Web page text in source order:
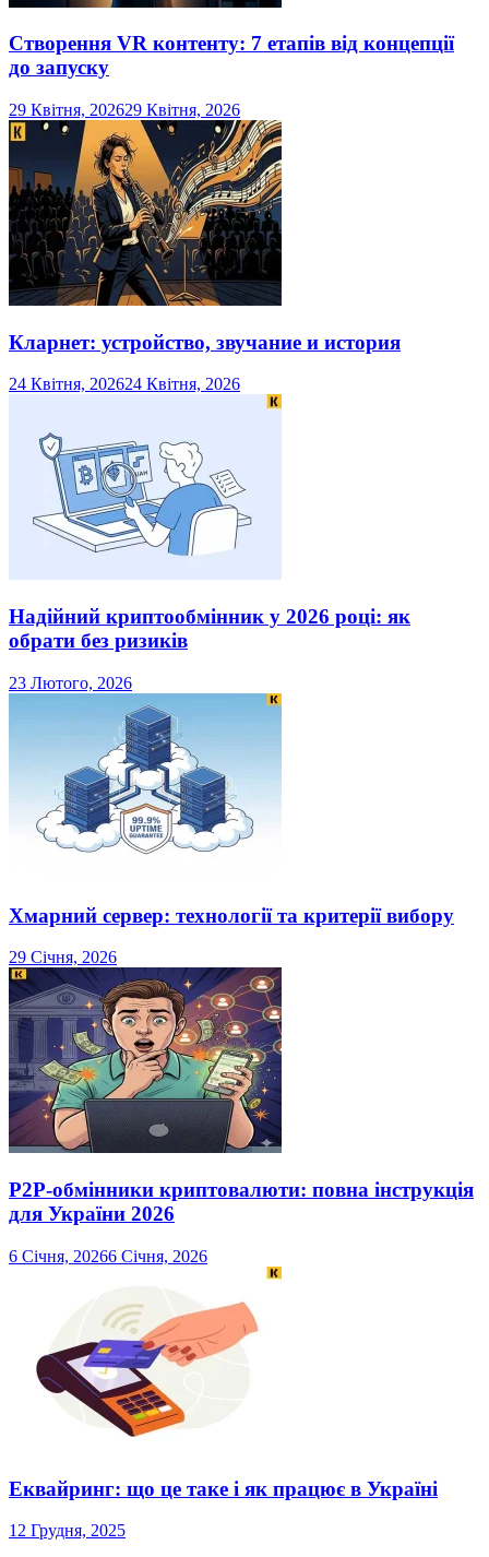
Створення VR контенту: 7 етапів від концепції
до запуску
29 Квітня, 202629 Квітня, 2026
Кларнет: устройство, звучание и история
24 Квітня, 202624 Квітня, 2026
Надійний криптообмінник у 2026 році: як
обрати без ризиків
23 Лютого, 2026
Хмарний сервер: технології та критерії вибору
29 Січня, 2026
P2P-обмінники криптовалюти: повна інструкція
для України 2026
6 Січня, 20266 Січня, 2026
Еквайринг: що це таке і як працює в Україні
12 Грудня, 2025